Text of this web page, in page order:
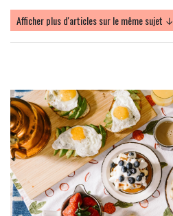
Afficher plus d'articles sur le même sujet ↓